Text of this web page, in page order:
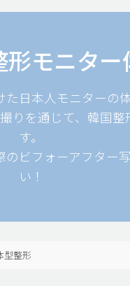
形モニター
日本人モニターの
りを通じて、韓国整
す。
ビフォーアフター
い！
型整形